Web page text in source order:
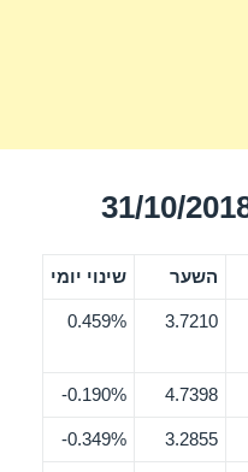
השער שינוי יומי
3.7210
0.459%
4.7398
0.190%-
3.2855
0.349%-